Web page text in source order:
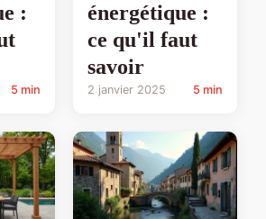
:
5 min
énergétique :
ce qu'il faut
savoir
2 janvier 2025 5 min